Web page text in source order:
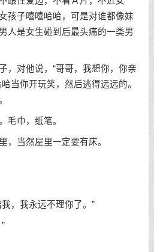
孩子嘻嘻哈哈，可是对谁都像妹
人是女生碰到后最头痛的一类男
，对他说，“哥哥，我想你，你亲
当你开玩笑，然后逃得远远的。
毛巾，纸笔。
，当然屋里一定要有床。
，我永远不理你了。”